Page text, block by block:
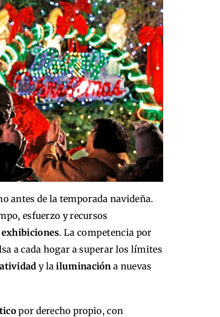
antes de la temporada navideña.
esfuerzo y recursos
. La competencia por
a cada hogar a superar los límites
y lailuminación a nuevas
por derecho propio, con